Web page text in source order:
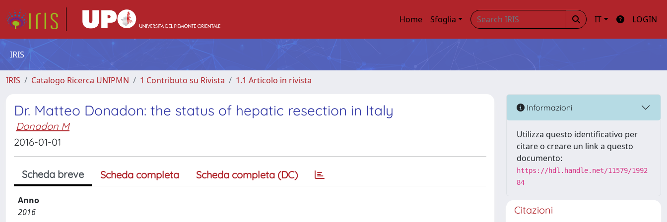
Home Sfoglia IT LOGIN
IRIS
IRIS Catalogo Ricerca UNIPMN 1 Contributo su Rivista 1.1 Articolo in rivista
Dr. Matteo Donadon: the status of hepatic resection in Italy
Donadon M
2016-01-01
Scheda breve Scheda completa Scheda completa (DC)
Anno
2016
Informazioni
Utilizza questo identificativo per
citare o creare un link a questo
documento:
https://hdl.handle.net/11579/1992
84
Citazioni